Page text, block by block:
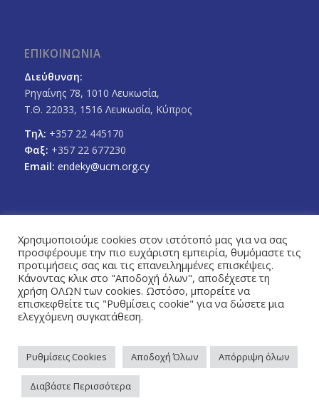
ΕΠΙΚΟΙΝΩΝΙΑ
Διεύθυνση:
Ρηγαίνης 78, 1010 Λευκωσία,
Τ.Θ. 22033, 1516 Λευκωσία, Κύπρος
Τηλ: +357 22 445170
Φαξ: +357 22 677230
Email: endeky@ucm.org.cy
FOLLOW US
Facebook
Twitter
Πολιτική Απορρήτου
© Copyright 2026 - Ένωση Δήμων Κύπρου / Designed & Developed by
NETinfo Plc
Χρησιμοποιούμε cookies στον ιστότοπό μας για να σας
προσφέρουμε την πιο ευχάριστη εμπειρία, θυμόμαστε τις
προτιμήσεις σας και τις επανειλημμένες επισκέψεις.
Κάνοντας κλικ στο "Αποδοχή όλων", αποδέχεστε τη
χρήση ΟΛΩΝ των cookies. Ωστόσο, μπορείτε να
επισκεφθείτε τις "Ρυθμίσεις cookie" για να δώσετε μια
ελεγχόμενη συγκατάθεση.
Ρυθμίσεις Cookies Αποδοχή Όλων Απόρριψη όλων
Διαβάστε Περισσότερα